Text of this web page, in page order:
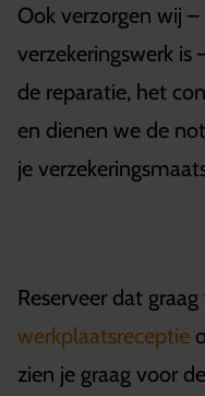
Ook verzorgen wij –
verzekeringswerk
de reparatie, het
en dienen we de
je
Reserveer dat
werkplaatsreceptie
zien je graag voor